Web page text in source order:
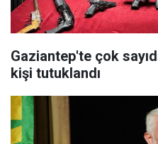
Gaziantep'te çok
kişi tutuklandı